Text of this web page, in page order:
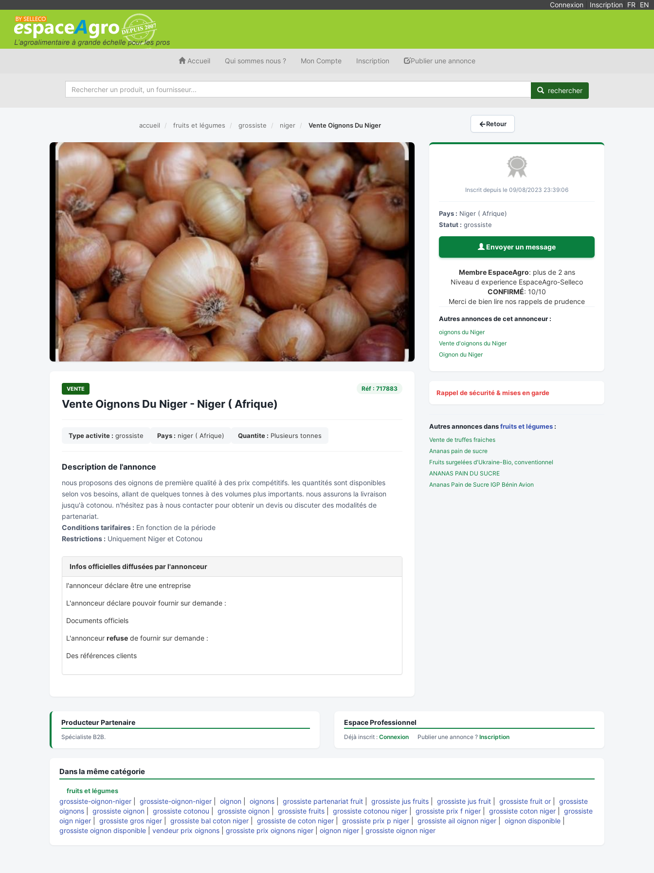
Connexion Inscription FR EN
Accueil Qui sommes nous ? Mon Compte Inscription Publier une annonce
rechercher
accueil fruits et légumes grossiste niger Vente Oignons Du Niger ←Retour
VENTE Réf : 717883
Vente Oignons Du Niger - Niger ( Afrique)
Type activite : grossiste Pays : niger ( Afrique) Quantite : Plusieurs tonnes
Description de l'annonce
nous proposons des oignons de première qualité à des prix compétitifs. les quantités sont disponibles
selon vos besoins, allant de quelques tonnes à des volumes plus importants. nous assurons la livraison
jusqu'à cotonou. n'hésitez pas à nous contacter pour obtenir un devis ou discuter des modalités de
partenariat.
Conditions tarifaires : En fonction de la période
Restrictions : Uniquement Niger et Cotonou
Infos officielles diffusées par l'annonceur
l'annonceur déclare être une entreprise
L'annonceur déclare pouvoir fournir sur demande :
Documents officiels
L'annonceur refuse de fournir sur demande :
Des références clients
Inscrit depuis le 09/08/2023 23:39:06
Pays : Niger ( Afrique)
Statut : grossiste
Envoyer un message
Membre EspaceAgro: plus de 2 ans
Niveau d experience EspaceAgro-Selleco
CONFIRMÉ: 10/10
Merci de bien lire nos rappels de prudence
Autres annonces de cet annonceur :
oignons du Niger
Vente d'oignons du Niger
Oignon du Niger
Rappel de sécurité & mises en garde
Autres annonces dansfruits et légumes :
Vente de truffes fraiches
Ananas pain de sucre
Fruits surgelées d'Ukraine-Bio, conventionnel
ANANAS PAIN DU SUCRE
Ananas Pain de Sucre IGP Bénin Avion
Producteur Partenaire
Spécialiste B2B.
Espace Professionnel
Déjà inscrit : Connexion Publier une annonce ? Inscription
Dans la même catégorie
fruits et légumes
grossiste-oignon-niger grossiste-oignon-niger oignon oignons grossiste partenariat fruit grossiste jus fruits grossiste jus fruit grossiste fruit or
grossiste
oignons
grossiste oignon grossiste cotonou grossiste oignon grossiste fruits grossiste cotonou niger grossiste prix f niger grossiste coton niger
grossiste
oign niger
grossiste gros niger grossiste bal coton niger grossiste de coton niger grossiste prix p niger grossiste ail oignon niger oignon disponible
grossiste oignon disponible
vendeur prix oignons grossiste prix oignons niger oignon niger grossiste oignon niger